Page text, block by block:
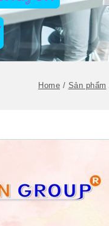
Home / Sản phẩm